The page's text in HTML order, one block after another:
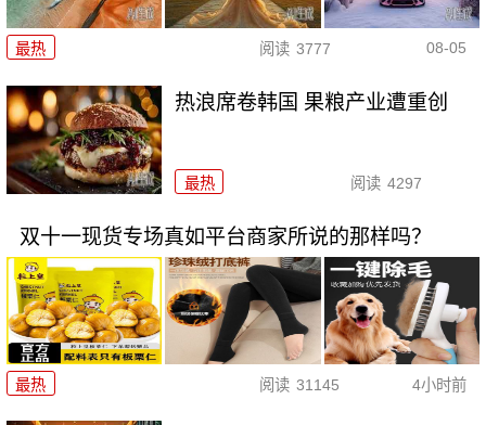
最热 阅读 3777 08-05
热浪席卷韩国 果粮产业遭重创
最热 阅读 4297
双十一现货专场真如平台商家所说的那样吗？
最热 阅读 31145 4小时前